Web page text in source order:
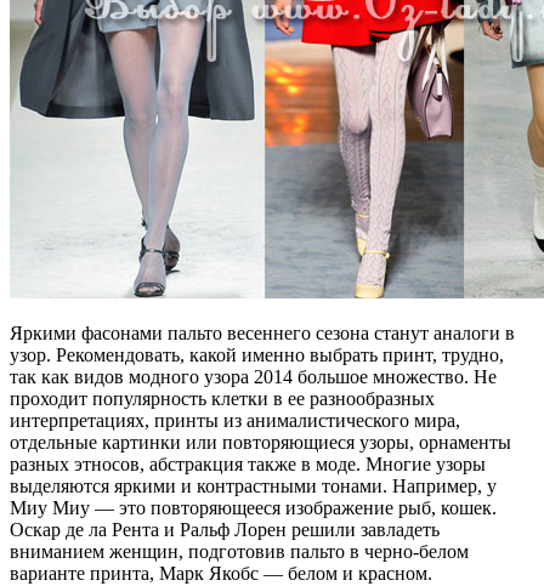
Яркими фасонами пальто весеннего сезона станут аналоги в
узор. Рекомендовать, какой именно выбрать принт, трудно,
так как видов модного узора 2014 большое множество. Не
проходит популярность клетки в ее разнообразных
интерпретациях, принты из анималистического мира,
отдельные картинки или повторяющиеся узоры, орнаменты
разных этносов, абстракция также в моде. Многие узоры
выделяются яркими и контрастными тонами. Например, у
Миу Миу — это повторяющееся изображение рыб, кошек.
Оскар де ла Рента и Ральф Лорен решили завладеть
вниманием женщин, подготовив пальто в черно-белом
варианте принта, Марк Якобс — белом и красном.